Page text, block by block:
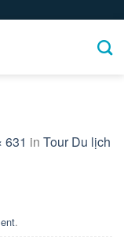
631 in Tour Du lịch
.